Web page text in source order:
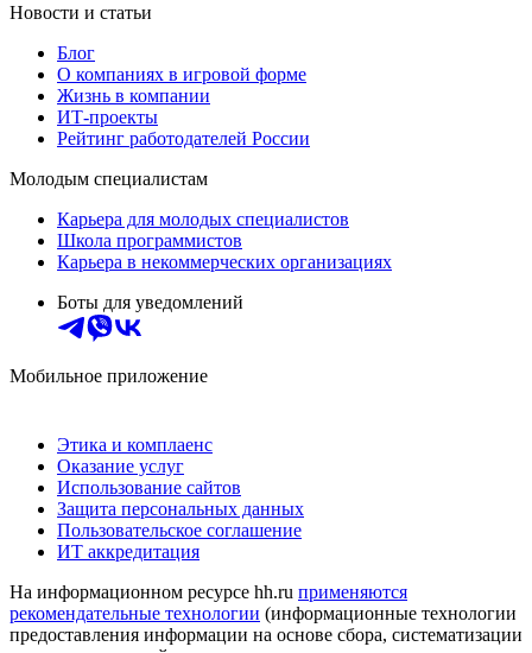
Новости и статьи
Блог
О компаниях в игровой форме
Жизнь в компании
ИТ-проекты
Рейтинг работодателей России
Молодым специалистам
Карьера для молодых специалистов
Школа программистов
Карьера в некоммерческих организациях
Боты для уведомлений
Мобильное приложение
Этика и комплаенс
Оказание услуг
Использование сайтов
Защита персональных данных
Пользовательское соглашение
ИТ аккредитация
На информационном ресурсе hh.ru применяются
рекомендательные технологии (информационные технологии
предоставления информации на основе сбора, систематизации